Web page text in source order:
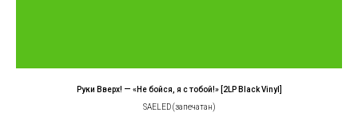
Руки Вверх! — «Не бойся, я с тобой!» [2LP Black Vinyl]
SAELED (запечатан)